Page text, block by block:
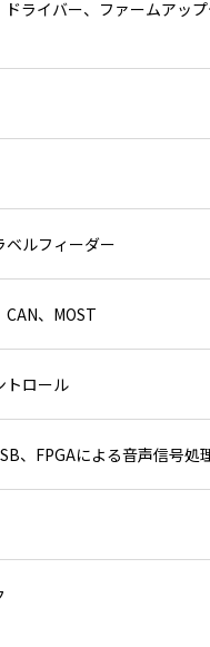
ライバー、ファームアッ
ベルフィーダー
、MOST
トロール
、FPGAによる音声信号処